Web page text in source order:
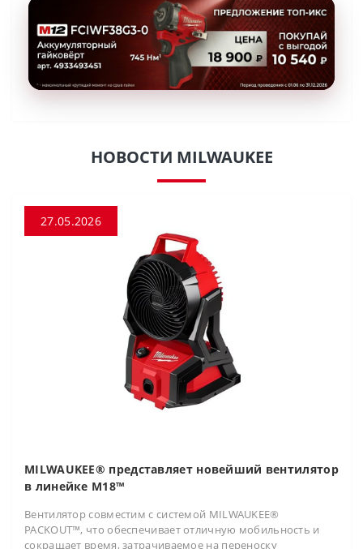
НОВОСТИ MILWAUKEE
27.05.2026
MILWAUKEE® представляет новейший вентилятор
в линейке M18™
Вентилятор совместим с системой MILWAUKEE®
PACKOUT™, что обеспечивает отличную мобильность и
сокращает время, затрачиваемое на переноску